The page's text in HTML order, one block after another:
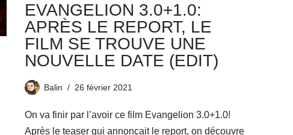
EVANGELION 3.0+1.0:
APRÈS LE REPORT, LE
FILM SE TROUVE UNE
NOUVELLE DATE (EDIT)
Balin 26 février 2021
On va finir par l’avoir ce film Evangelion 3.0+1.0!
Après le teaser qui annonçait le report, on découvre